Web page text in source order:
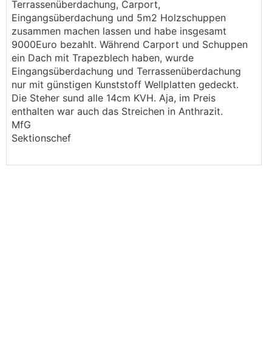
Terrassenüberdachung, Carport,
Eingangsüberdachung und 5m2 Holzschuppen
zusammen machen lassen und habe insgesamt
9000Euro bezahlt. Während Carport und Schuppen
ein Dach mit Trapezblech haben, wurde
Eingangsüberdachung und Terrassenüberdachung
nur mit günstigen Kunststoff Wellplatten gedeckt.
Die Steher sund alle 14cm KVH. Aja, im Preis
enthalten war auch das Streichen in Anthrazit.
MfG
Sektionschef